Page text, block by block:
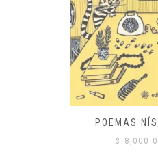
POEMAS
$